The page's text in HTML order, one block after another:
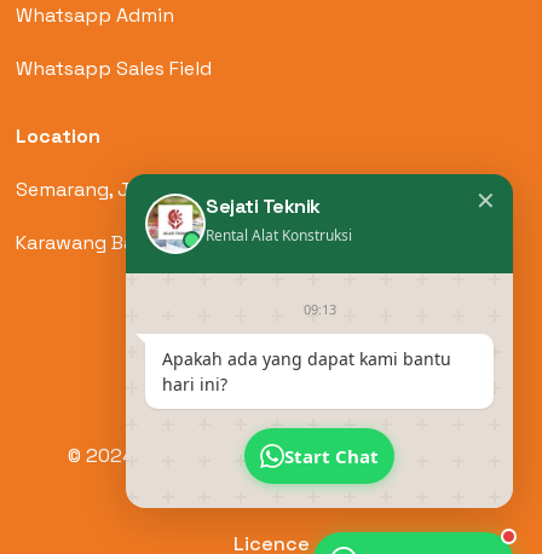
Whatsapp Admin
Whatsapp Sales Field
Location
Semarang, Jawa Tengah
Karawang Barat, Jawa Barat
© 2024 by Sejati Teknik. All Rights Reserved.
Licence
Sejati Teknik
Rental Alat Konstruksi
✕
09:13
Apakah ada yang dapat kami bantu
hari ini?
Start Chat